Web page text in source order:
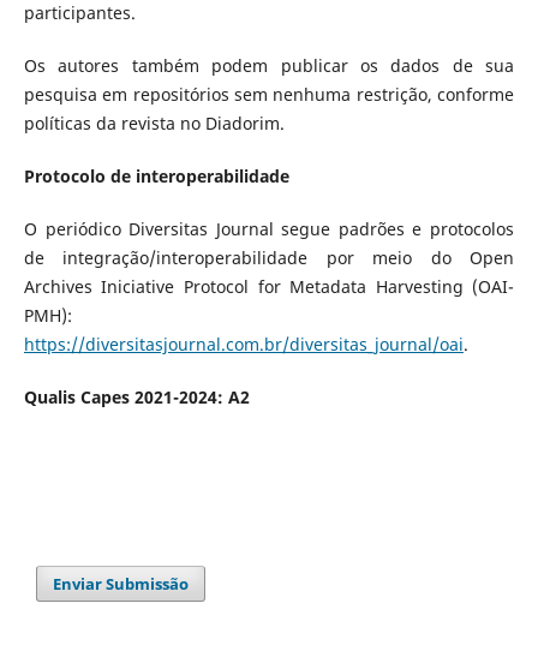
participantes.
Os autores também podem publicar os dados de sua
pesquisa em repositórios sem nenhuma restrição, conforme
políticas da revista no Diadorim.
Protocolo de interoperabilidade
O periódico Diversitas Journal segue padrões e protocolos
de integração/interoperabilidade por meio do Open
Archives Iniciative Protocol for Metadata Harvesting (OAI-
PMH):
https://diversitasjournal.com.br/diversitas_journal/oai.
Qualis Capes 2021-2024: A2
Enviar Submissão